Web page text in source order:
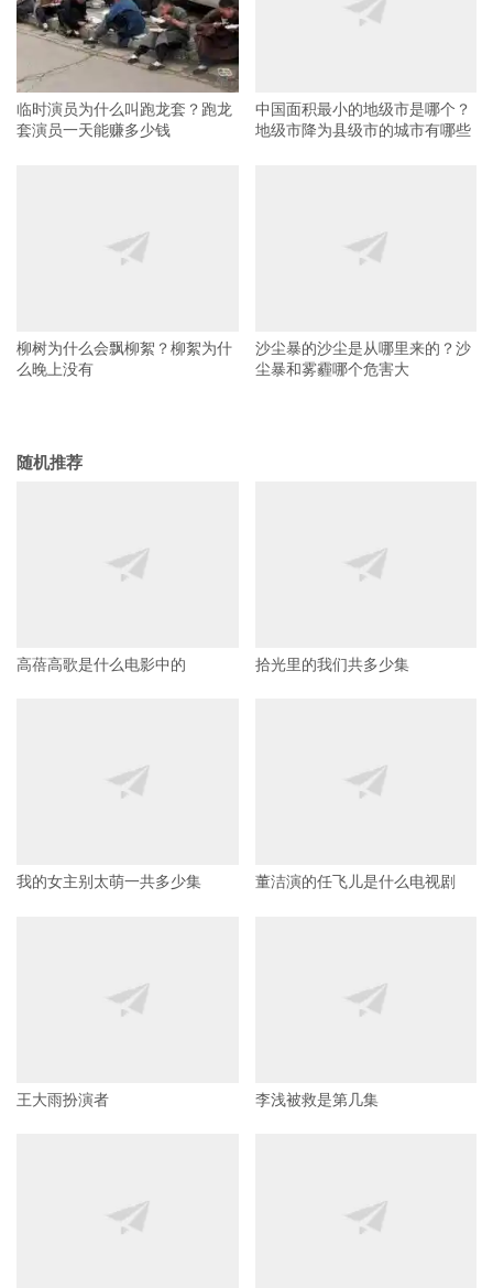
临时演员为什么叫跑龙套？跑龙
套演员一天能赚多少钱
中国面积最小的地级市是哪个？
地级市降为县级市的城市有哪些
柳树为什么会飘柳絮？柳絮为什
么晚上没有
沙尘暴的沙尘是从哪里来的？沙
尘暴和雾霾哪个危害大
随机推荐
高蓓高歌是什么电影中的 拾光里的我们共多少集
我的女主别太萌一共多少集 董洁演的任飞儿是什么电视剧
王大雨扮演者 李浅被救是第几集